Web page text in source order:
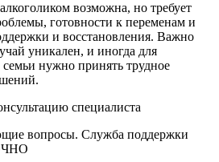
возможна, но требует
готовности к переменам и
и восстановления. Важно
уникален, и иногда для
семьи нужно принять трудное
специалиста
вопросы. Служба поддержки